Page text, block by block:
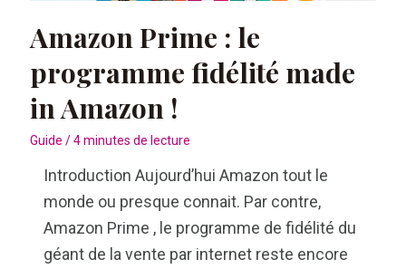
fabricant
Amazon Prime : le
programme fidélité made
in Amazon !
Guide /4 minutes de lecture
Introduction Aujourd’hui Amazon tout le
monde ou presque connait. Par contre,
Amazon Prime , le programme de fidélité du
géant de la vente par internet reste encore